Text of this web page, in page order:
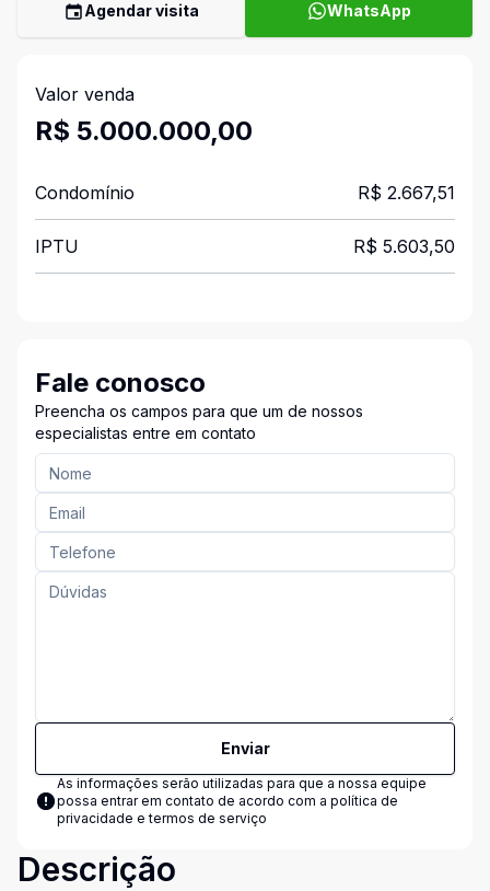
Agendar visita WhatsApp
Valor venda
R$ 5.000.000,00
Condomínio R$ 2.667,51
IPTU R$ 5.603,50
Fale conosco
Preencha os campos para que um de nossos
especialistas entre em contato
Enviar
As informações serão utilizadas para que a nossa equipe
possa entrar em contato de acordo com a política de
privacidade e termos de serviço
Descrição